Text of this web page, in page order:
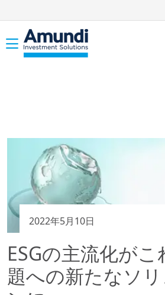
Toggle navigation
2022年5月10日
ESGの主流化が
題への新たなソ